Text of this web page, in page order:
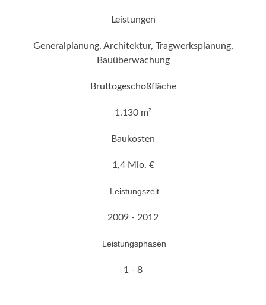
Leistungen
Generalplanung, Architektur, Tragwerksplanung,
Bauüberwachung
Bruttogeschoßfläche
1.130 m²
Baukosten
1,4 Mio. €
Leistungszeit
2009 - 2012
Leistungsphasen
1 - 8